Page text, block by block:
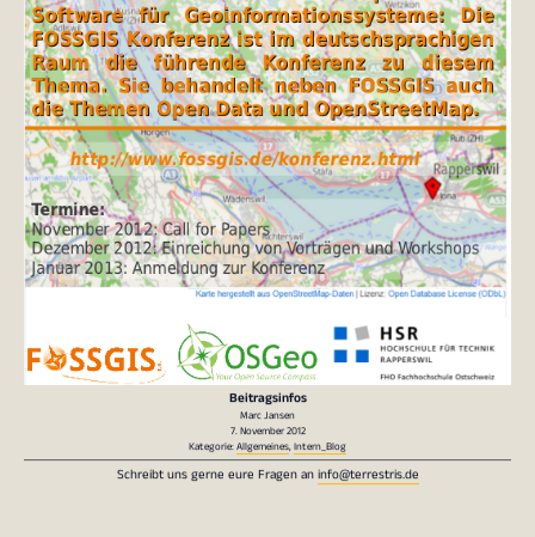
Beitragsinfos
Marc Jansen
7. November 2012
Kategorie: Allgemeines Intern_Blog
Schreibt uns gerne eure Fragen aninfo@terrestris.de